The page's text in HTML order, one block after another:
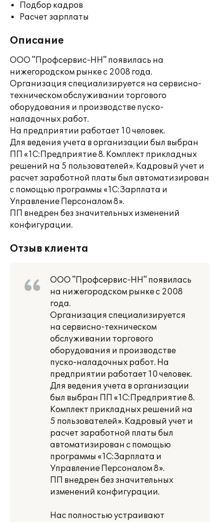
Подбор кадров
Расчет зарплаты
Описание
ООО "Профсервис-НН" появилась на
нижегородском рынке с 2008 года.
Организация специализируется на сервисно-
техническом обслуживании торгового
оборудования и производстве пуско-
наладочных работ.
На предприятии работает 10 человек.
Для ведения учета в организации был выбран
ПП «1С:Предприятие 8. Комплект прикладных
решений на 5 пользователей». Кадровый учет и
расчет заработной платы был автоматизирован
с помощью программы «1С:Зарплата и
Управление Персоналом 8».
ПП внедрен без значительных изменений
конфигурации.
Отзыв клиента
ООО "Профсервис-НН" появилась
на нижегородском рынке с 2008
года.
Организация специализируется
на сервисно-техническом
обслуживании торгового
оборудования и производстве
пуско-наладочных работ. На
предприятии работает 10 человек.
Для ведения учета в организации
был выбран ПП «1С:Предприятие 8.
Комплект прикладных решений на
5 пользователей». Кадровый учет и
расчет заработной платы был
автоматизирован с помощью
программы «1С:Зарплата и
Управление Персоналом 8».
ПП внедрен без значительных
изменений конфигурации.
Нас полностью устраивают